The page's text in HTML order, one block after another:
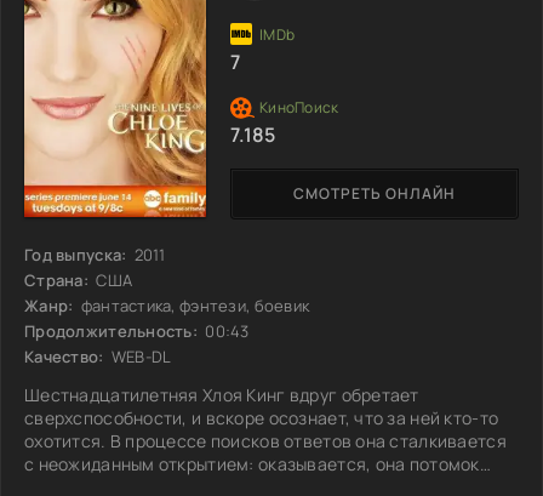
Год выпуска: 2011
Страна: США
Жанр: фантастика, фэнтези, боевик
Продолжительность: 00:43
Качество: WEB-DL
Шестнадцатилетняя Хлоя Кинг вдруг обретает
сверхспособности, и вскоре осознает, что за ней кто-то
охотится. В процессе поисков ответов она сталкивается
с неожиданным открытием: оказывается, она потомок
СМОТРЕТЬ ОНЛАЙН
7
7.185